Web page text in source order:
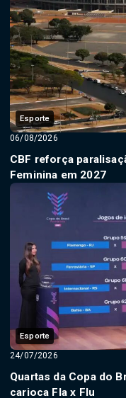
Esporte
06/08/2026
CBF reforça
Feminina em 2027
Esporte
24/07/2026
Quartas da Copa do
carioca Fla x Flu